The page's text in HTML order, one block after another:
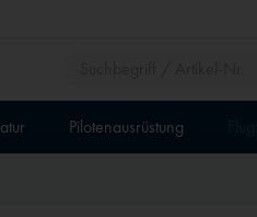
Pilotenausrüstung